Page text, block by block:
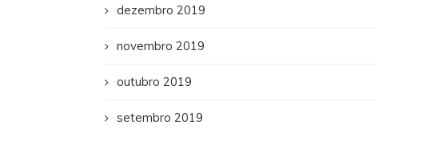
dezembro 2019
novembro 2019
outubro 2019
setembro 2019